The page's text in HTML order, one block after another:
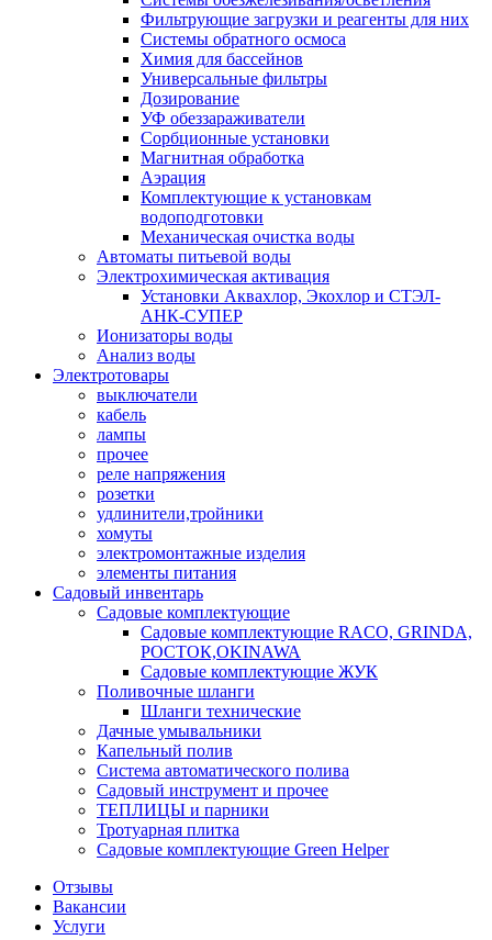
Фильтрующие загрузки и реагенты для них
Системы обратного осмоса
Химия для бассейнов
Универсальные фильтры
Дозирование
УФ обеззараживатели
Сорбционные установки
Магнитная обработка
Аэрация
Комплектующие к установкам
водоподготовки
Механическая очистка воды
Автоматы питьевой воды
Электрохимическая активация
Установки Аквахлор, Экохлор и СТЭЛ-
АНК-СУПЕР
Ионизаторы воды
Анализ воды
Электротовары
выключатели
кабель
лампы
прочее
реле напряжения
розетки
удлинители,тройники
хомуты
электромонтажные изделия
элементы питания
Садовый инвентарь
Садовые комплектующие
Садовые комплектующие RACO, GRINDA,
РОСТОК,OKINAWA
Садовые комплектующие ЖУК
Поливочные шланги
Шланги технические
Дачные умывальники
Капельный полив
Система автоматического полива
Садовый инструмент и прочее
ТЕПЛИЦЫ и парники
Тротуарная плитка
Садовые комплектующие Green Helper
Отзывы
Вакансии
Услуги